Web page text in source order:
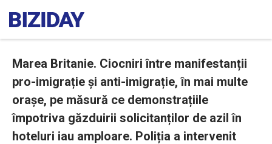
Marea Britanie. Ciocniri între manifestanții
pro-imigrație și anti-imigrație, în mai multe
orașe, pe măsură ce demonstrațiile
împotriva găzduirii solicitanților de azil în
hoteluri iau amploare. Poliția a intervenit